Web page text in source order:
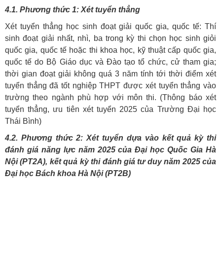
4.1. Phương thức 1: Xét tuyển thẳng
Xét tuyển thẳng học sinh đoạt giải quốc gia, quốc tế: Thí
sinh đoạt giải nhất, nhì, ba trong kỳ thi chọn học sinh giỏi
quốc gia, quốc tế hoặc thi khoa học, kỹ thuật cấp quốc gia,
quốc tế do Bộ Giáo dục và Đào tạo tổ chức, cử tham gia;
thời gian đoạt giải không quá 3 năm tính tới thời điểm xét
tuyển thẳng đã tốt nghiệp THPT được xét tuyển thẳng vào
trường theo ngành phù hợp với môn thi. (Thông báo xét
tuyển thẳng, ưu tiên xét tuyển 2025 của Trường Đại học
Thái Bình)
4.2. Phương thức 2: Xét tuyển dựa vào kết quả kỳ thi
đánh giá năng lực năm 2025 của Đại học Quốc Gia Hà
Nội (PT2A), kết quả kỳ thi đánh giá tư duy năm 2025 của
Đại học Bách khoa Hà Nội (PT2B)